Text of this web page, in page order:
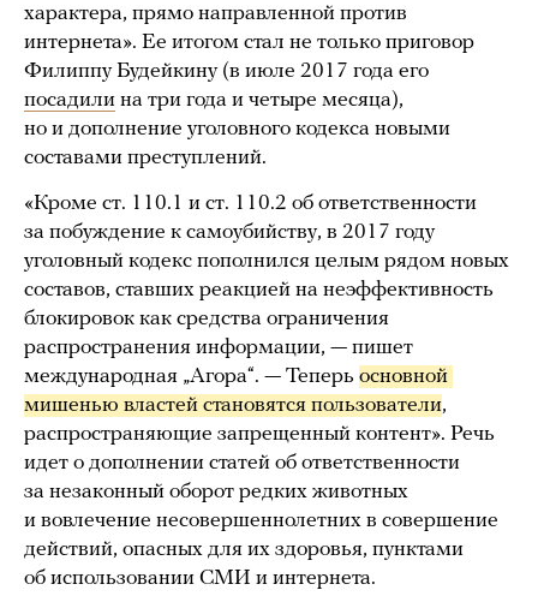
характера, прямо направленной против
интернета». Ее итогом стал не только приговор
Филиппу Будейкину (в июле 2017 года его
посадили на три года и четыре месяца),
но и дополнение уголовного кодекса новыми
составами преступлений.
«Кроме ст. 110.1 и ст. 110.2 об ответственности
за побуждение к самоубийству, в 2017 году
уголовный кодекс пополнился целым рядом новых
составов, ставших реакцией на неэффективность
блокировок как средства ограничения
распространения информации, — пишет
международная „Агора“. — Теперь основной
мишенью властей становятся пользователи,
распространяющие запрещенный контент». Речь
идет о дополнении статей об ответственности
за незаконный оборот редких животных
и вовлечение несовершеннолетних в совершение
действий, опасных для их здоровья, пунктами
об использовании СМИ и интернета.